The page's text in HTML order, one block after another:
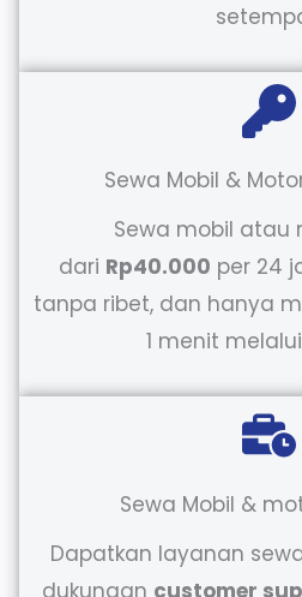
Sewa Mobil &
Sewa mobil atau
dari Rp40.000 per 24
tanpa ribet, dan hanya
1 menit
Sewa Mobil &
Dapatkan layanan
dukungan customer